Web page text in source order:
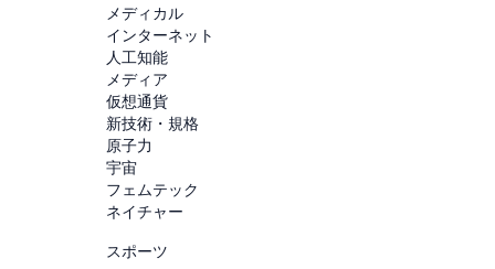
メディカル
インターネット
人工知能
メディア
仮想通貨
新技術・規格
原子力
宇宙
フェムテック
ネイチャー
スポーツ